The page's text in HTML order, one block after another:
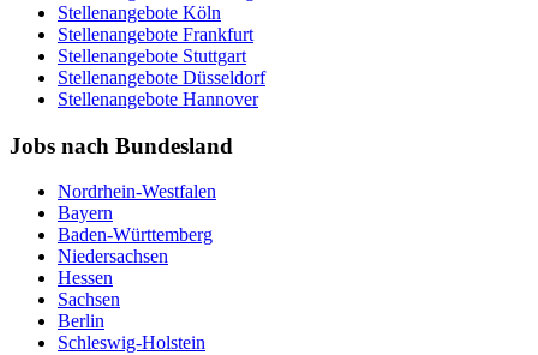
Stellenangebote Köln
Stellenangebote Frankfurt
Stellenangebote Stuttgart
Stellenangebote Düsseldorf
Stellenangebote Hannover
Jobs nach Bundesland
Nordrhein-Westfalen
Bayern
Baden-Württemberg
Niedersachsen
Hessen
Sachsen
Berlin
Schleswig-Holstein